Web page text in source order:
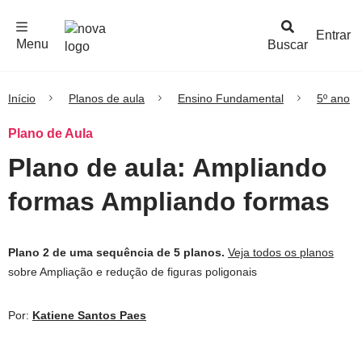
Buscar
Menu
Entrar
Início Planos de aula Ensino Fundamental 5º ano
Plano de Aula
Plano de aula: Ampliando
formas Ampliando formas
Plano 2 de uma sequência de 5 planos. Veja todos os planos
sobre Ampliação e redução de figuras poligonais
Por: Katiene Santos Paes